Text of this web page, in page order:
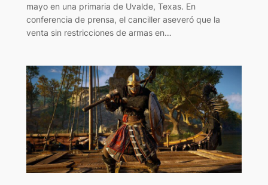
mayo en una primaria de Uvalde, Texas. En
conferencia de prensa, el canciller aseveró que la
venta sin restricciones de armas en…